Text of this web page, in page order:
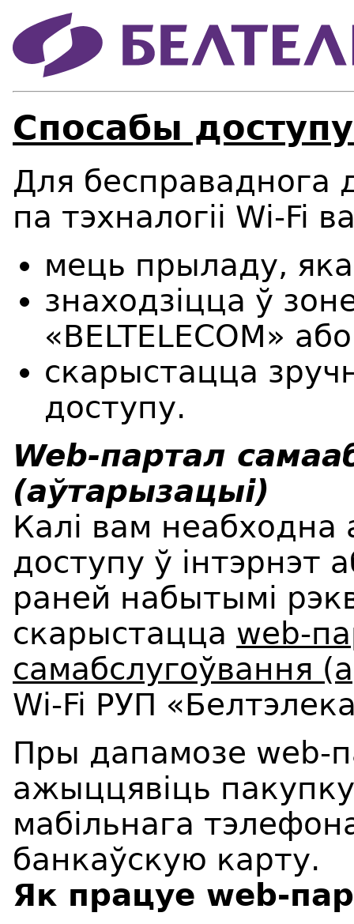
Спосабы
Для бесправаднога
па тэхналогіі Wi-Fi
мець прыладу,
знаходзіцца ў
«BELTELECOM»
скарыстацца
доступу.
Web-партал
(аўтарызацыі)
Калі вам неабходна
доступу ў інтэрнэт
раней набытымі
скарыстацца web-
самабслугоўвання
Wi-Fi РУП
Пры дапамозе web-
ажыццявіць
мабільнага
банкаўскую карту.
Як працуе web-